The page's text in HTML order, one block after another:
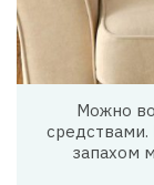
Можно
запахом